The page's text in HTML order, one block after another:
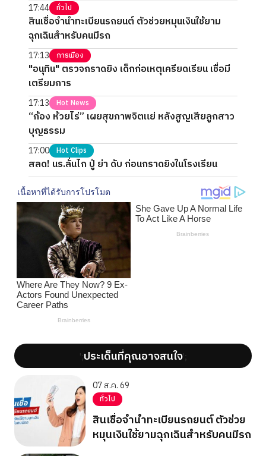
17:44 ทั่วไป
สินเชื่อจำนำทะเบียนรถยนต์ ตัวช่วยหมุนเงินใช้ยาม
ฉุกเฉินสำหรับคนมีรถ
17:13 การเมือง
"อนุทิน" ตรวจกราดยิง เด็กก่อเหตุเครียดเรียน เชื่อมี
เตรียมการ
17:13 Hot News
“ก้อง ห้วยไร่” เผยสุขภาพจิตแย่ หลังสูญเสียลูกสาว
บุญธรรม
17:00 Hot Clips
สลด! นร.ลั่นไก ปู่ ย่า ดับ ก่อนกราดยิงในโรงเรียน
';ประเด็นที่คุณอาจสนใจ';
07 ส.ค. 69
ทั่วไป
สินเชื่อจำนำทะเบียนรถยนต์ ตัวช่วย
หมุนเงินใช้ยามฉุกเฉินสำหรับคนมีรถ